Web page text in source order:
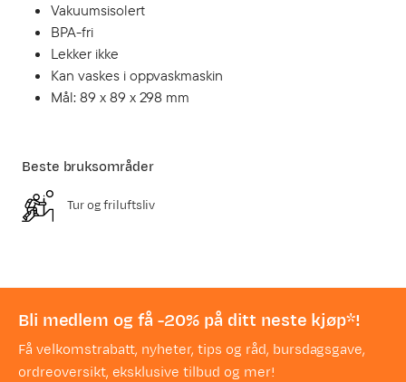
Vakuumsisolert
BPA-fri
Lekker ikke
Kan vaskes i oppvaskmaskin
Mål: 89 x 89 x 298 mm
Beste bruksområder
Tur og friluftsliv
Bli medlem og få -20% på ditt neste kjøp*!
Få velkomstrabatt, nyheter, tips og råd, bursdagsgave,
ordreoversikt, eksklusive tilbud og mer!